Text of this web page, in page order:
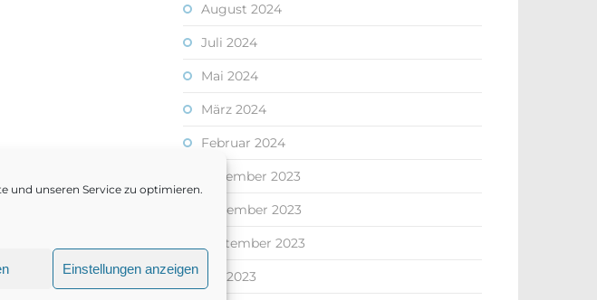
und unseren Service zu optimieren.
Einstellungen anzeigen
August 2024
Juli 2024
Mai 2024
März 2024
Februar 2024
Dezember 2023
November 2023
September 2023
Juli 2023